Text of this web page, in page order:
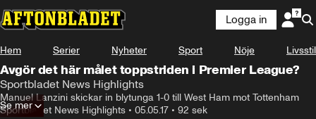
Logga in
Hem Serier Nyheter Sport Nöje Livsstil
Avgör det här målet toppstriden i Premier League?
Sportbladet News Highlights
Manuel Lanzini skickar in blytunga 1-0 till West Ham mot Tottenham
Sportbladet News Highlights • 05.05.17 • 92 sek
Se mer